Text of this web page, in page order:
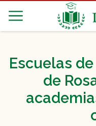
Escuelas
de